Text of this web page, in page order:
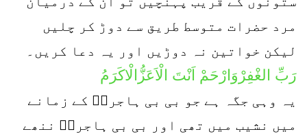
مرد حضرات متوسط طریق سے دوڑ کر چلیں
لیکن خواتین نہ دوڑیں اور یہ دعا کریں۔
رَبِّ الغْفِرْوَارْحَمْ اَنْتَ الْاَعَزُّالْاکَرَمُ
یہ وہی جگہ ہے جو بی بی ہاجرہؓ کے زمانے
میں نشیب میں تھی اور بی بی ہاجرہؓ ننھے